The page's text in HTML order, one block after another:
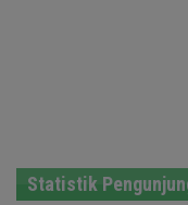
Statistik